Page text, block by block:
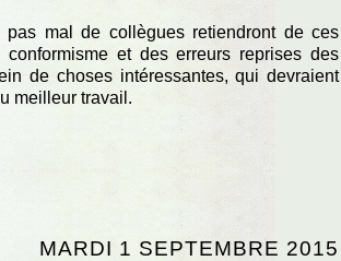
mal de collègues retiendront de ces
et des erreurs reprises des
de choses intéressantes, qui devraient
meilleur travail.
MARDI 1 SEPTEMBRE 2015